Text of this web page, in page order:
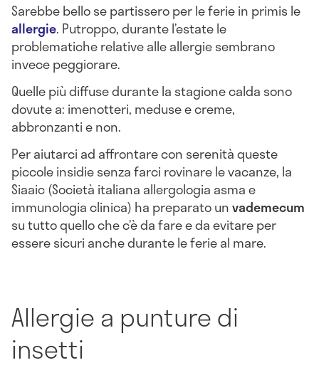
Sarebbe bello se partissero per le ferie in primis le
allergie. Putroppo, durante l’estate le
problematiche relative alle allergie sembrano
invece peggiorare.
Quelle più diffuse durante la stagione calda sono
dovute a: imenotteri, meduse e creme,
abbronzanti e non.
Per aiutarci ad affrontare con serenità queste
piccole insidie senza farci rovinare le vacanze, la
Siaaic (Società italiana allergologia asma e
immunologia clinica) ha preparato unvademecum
su tutto quello che c’è da fare e da evitare per
essere sicuri anche durante le ferie al mare.
Allergie a punture di
insetti